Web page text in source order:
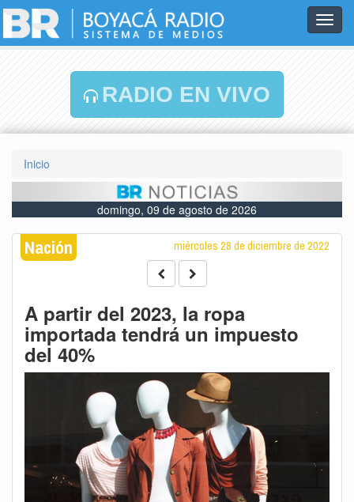
RADIO EN VIVO
Inicio
domingo, 09 de agosto de 2026
Nación miércoles 28 de diciembre de 2022
A partir del 2023, la ropa
importada tendrá un impuesto
del 40%